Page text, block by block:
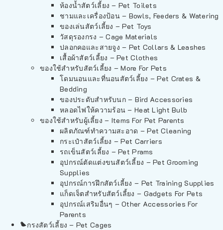
ห้องน้ำสัตว์เลี้ยง – Pet Toilets
ชามและเครื่องป้อน – Bowls, Feeders & Watering
ของเล่นสัตว์เลี้ยง – Pet Toys
วัสดุรองกรง – Cage Materials
ปลอกคอและสายจูง – Pet Collars & Leashes
เสื้อผ้าสัตว์เลี้ยง – Pet Clothes
ของใช้สำหรับสัตว์เลี้ยง – More For Pets
โดมนอนและที่นอนสัตว์เลี้ยง – Pet Crates &
Bedding
ของประดับสำหรับนก – Bird Accessories
หลอดไฟให้ความร้อน – Heat Light Bulb
ของใช้สำหรับผู้เลี้ยง – Items For Pet Parents
ผลิตภัณฑ์ทำความสะอาด – Pet Cleaning
กระเป๋าสัตว์เลี้ยง – Pet Carriers
รถเข็นสัตว์เลี้ยง – Pet Prams
อุปกรณ์ตัดแต่งขนสัตว์เลี้ยง – Pet Grooming
Supplies
อุปกรณ์การฝึกสัตว์เลี้ยง – Pet Training Supplies
แก็ดเจ็ตสำหรับสัตว์เลี้ยง – Gadgets For Pets
อุปกรณ์เสริมอื่นๆ – Other Accessories For
Parents
กรงสัตว์เลี้ยง – Pet Cages